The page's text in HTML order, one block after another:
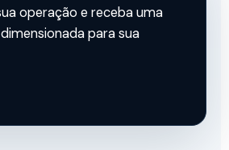
operação e receba uma
para sua